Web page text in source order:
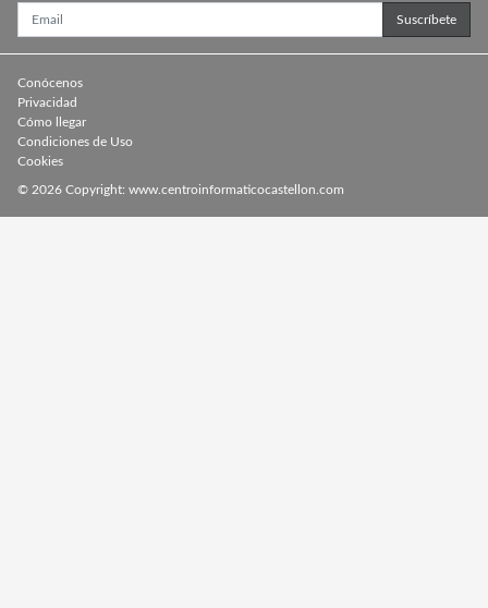
Suscríbete
Conócenos
Privacidad
Cómo llegar
Condiciones de Uso
Cookies
© 2026 Copyright: www.centroinformaticocastellon.com